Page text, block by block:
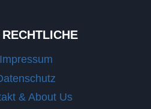
Impressum
& About Us